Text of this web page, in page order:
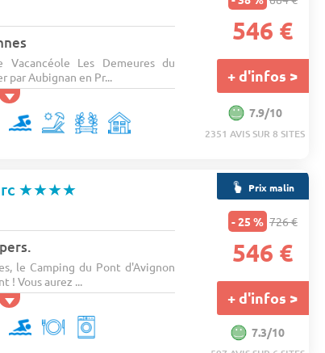
Vacancéole Les Demeures du
par Aubignan en Pr...
546 €
+ d'infos >
7.9/10
2351 AVIS SUR 8 SITES
★★★★
le Camping du Pont d'Avignon
! Vous aurez ...
Prix malin
- 25 % 726 €
546 €
+ d'infos >
7.3/10